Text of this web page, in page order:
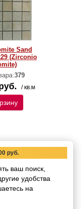
Sand
(Zirconio
379
/ кв.м
руб.
ваш поиск,
удобства
на